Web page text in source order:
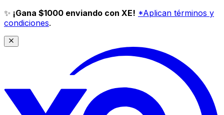
✨ ¡Gana $1000 enviando con XE! *Aplican términos y
condiciones.